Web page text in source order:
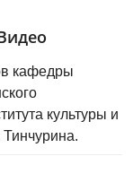
кафедры
культуры и